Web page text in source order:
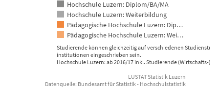
Studierende können gleichzeitig auf verschiedenen
institutionen eingeschrieben sein.
Hochschule Luzern: ab 2016/17 inkl. Studierende (Wirtschafts-
Hochschule Luzern: Diplom/BA/MA
Hochschule Luzern: Weiterbildung
Pädagogische Hochschule Luzern: Dip…
Pädagogische Hochschule Luzern: Wei…
LUSTAT Statistik Luzern
Datenquelle: Bundesamt für Statistik - Hochschulstatistik